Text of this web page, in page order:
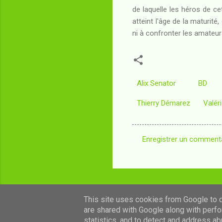
de laquelle les héros de
atteint l'âge de la
ni à confronter les
Alix Senator BD
Thierry Démarez
e
n
Enregistrer un
This site uses cookies from Google to
are shared with Google along with